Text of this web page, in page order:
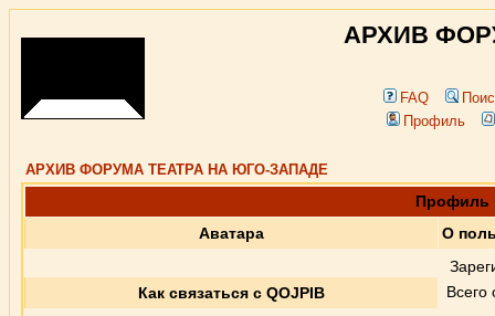
АРХИВ
FAQ
Профиль
АРХИВ ФОРУМА ТЕАТРА НА ЮГО-ЗАПАДЕ
Профиль
Аватара
О
Как связаться с QOJPIB